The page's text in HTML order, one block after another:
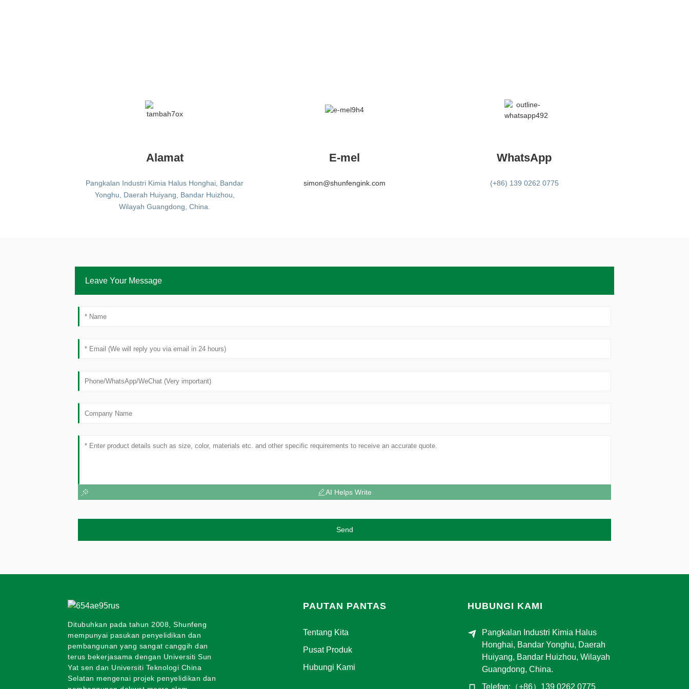
Alamat
Pangkalan Industri Kimia Halus Honghai, Bandar
Yonghu, Daerah Huiyang, Bandar Huizhou,
Wilayah Guangdong, China.
E-mel
simon@shunfengink.com
WhatsApp
(+86) 139 0262 0775
Leave Your Message
AI Helps Write
Send
Ditubuhkan pada tahun 2008, Shunfeng
mempunyai pasukan penyelidikan dan
pembangunan yang sangat canggih dan
terus bekerjasama dengan Universiti Sun
Yat sen dan Universiti Teknologi China
Selatan mengenai projek penyelidikan dan
PAUTAN PANTAS
Tentang Kita
Pusat Produk
Hubungi Kami
HUBUNGI KAMI
Pangkalan Industri Kimia Halus
Honghai, Bandar Yonghu, Daerah
Huiyang, Bandar Huizhou, Wilayah
Guangdong, China.
Telefon:（+86）139 0262 0775